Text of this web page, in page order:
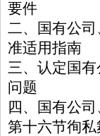
要件
二、国有公
准适用指南
三、认定国
问题
四、国有公
第十六节徇